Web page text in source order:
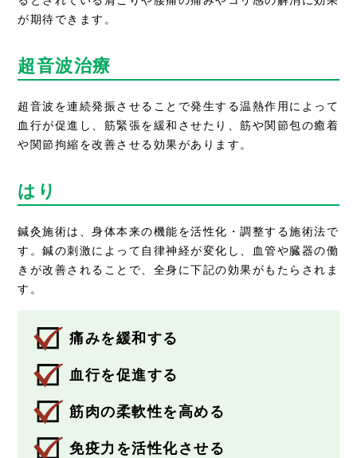
が期待できます。
超音波治療
超音波を連続発振させることで発生する温熱作用によって
血行が促進し、筋緊張を緩和させたり、筋や関節包の癒着
や関節拘縮を改善させる効果があります。
はり
鍼灸施術は、身体本来の機能を活性化・調整する施術法で
す。鍼の刺激によって自律神経が変化し、血管や臓器の働
きが改善されることで、全身に下記の効果がもたらされま
す。
痛みを緩和する
血行を促進する
筋肉の柔軟性を高める
免疫力を活性化させる